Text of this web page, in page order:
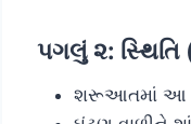
પગલું ૨:
શરૂઆતમાં આ